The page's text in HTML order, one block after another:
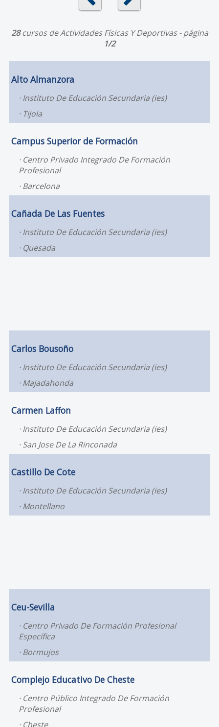
28cursos de Actividades Físicas Y Deportivas - página
1/2
Alto Almanzora
Instituto De Educación Secundaria (ies)
Tijola
Campus Superior de Formación
Centro Privado Integrado De Formación
Profesional
Barcelona
Cañada De Las Fuentes
Instituto De Educación Secundaria (ies)
Quesada
Carlos Bousoño
Instituto De Educación Secundaria (ies)
Majadahonda
Carmen Laffon
Instituto De Educación Secundaria (ies)
San Jose De La Rinconada
Castillo De Cote
Instituto De Educación Secundaria (ies)
Montellano
Ceu-Sevilla
Centro Privado De Formación Profesional
Específica
Bormujos
Complejo Educativo De Cheste
Centro Público Integrado De Formación
Profesional
Cheste